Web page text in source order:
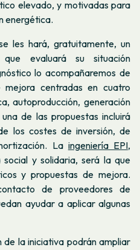
elevado, y motivadas para
energética.
les hará, gratuitamente, un
que evaluará su situación
lo acompañaremos de
centradas en cuatro
autoproducción, generación
de las propuestas incluirá
los costes de inversión, de
La ingeniería EPI,
y solidaria, será la que
y propuestas de mejora.
de proveedores de
ayudar a aplicar algunas
la iniciativa podrán ampliar